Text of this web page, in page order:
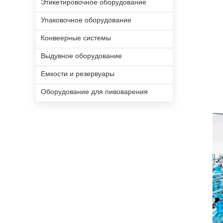
Этикетировочное оборудование
Упаковочное оборудование
Конвеерные системы
Выдувное оборудование
Емкости и резервуары
Оборудование для пивоварения